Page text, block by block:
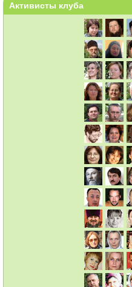
Активисты клуба